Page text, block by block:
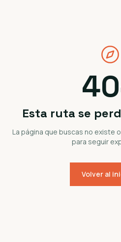
Esta ruta se
La página que buscas no existe
para seguir
Volver al